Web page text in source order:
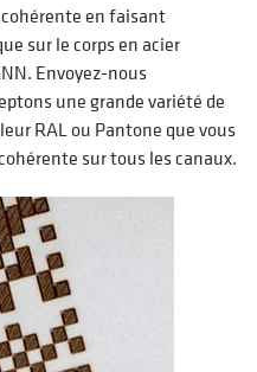
cohérente en faisant
sur le corps en acier
Envoyez-nous
une grande variété de
RAL ou Pantone que vous
sur tous les canaux.